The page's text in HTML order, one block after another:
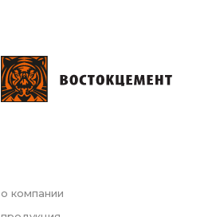
о компании